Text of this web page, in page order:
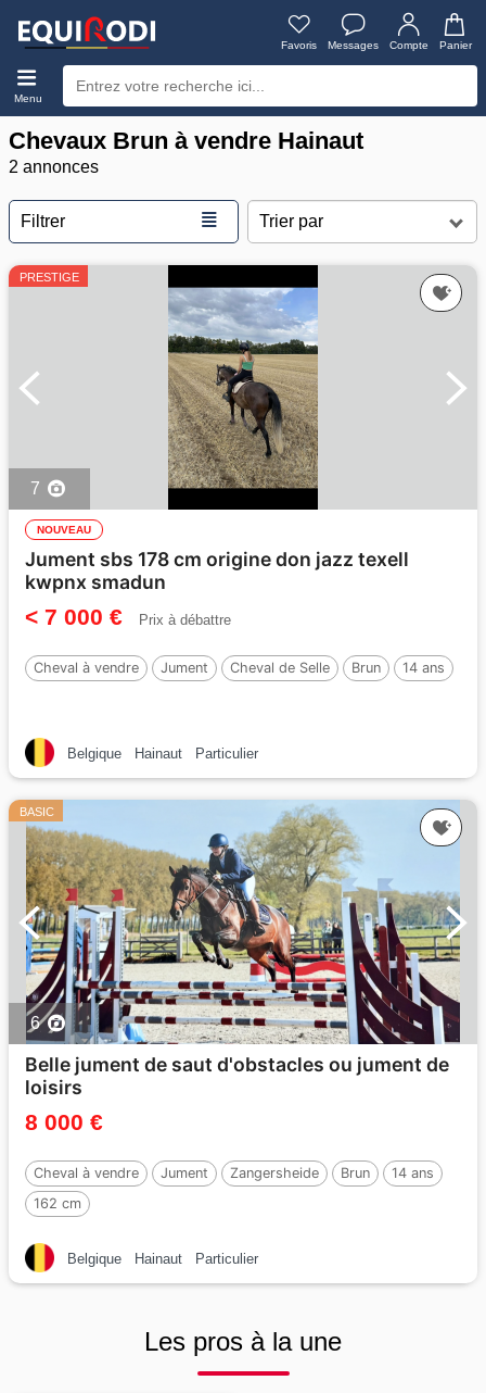
Favoris Messages Compte Panier
Menu
Chevaux Brun à vendre Hainaut
2 annonces
Filtrer ≣
PRESTIGE
7
NOUVEAU
Jument sbs 178 cm origine don jazz texell
kwpnx smadun
< 7 000 € Prix à débattre
Cheval à vendre Jument Cheval de Selle Brun 14 ans
Belgique Hainaut Particulier
BASIC
6
Belle jument de saut d'obstacles ou jument de
loisirs
8 000 €
Cheval à vendre Jument Zangersheide Brun
14 ans
162 cm
Belgique Hainaut Particulier
Les pros à la une